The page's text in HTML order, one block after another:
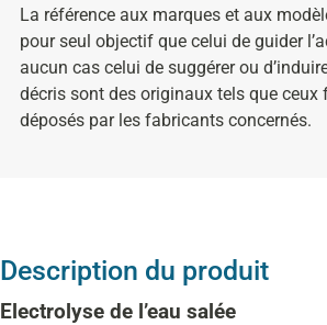
La référence aux marques et aux
pour seul objectif que celui de guider
aucun cas celui de suggérer ou
décris sont des originaux tels que ceux
déposés par les fabricants concernés.
Description du produit
Electrolyse de l’eau salée